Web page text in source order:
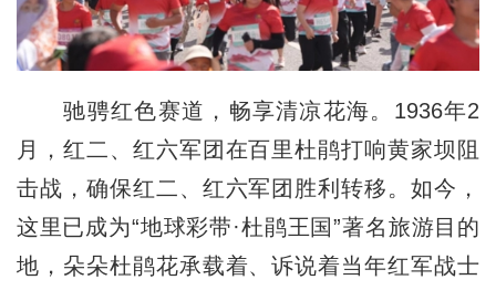
驰骋红色赛道，畅享清凉花海。1936年2
月，红二、红六军团在百里杜鹃打响黄家坝阻
击战，确保红二、红六军团胜利转移。如今，
这里已成为“地球彩带·杜鹃王国”著名旅游目的
地，朵朵杜鹃花承载着、诉说着当年红军战士